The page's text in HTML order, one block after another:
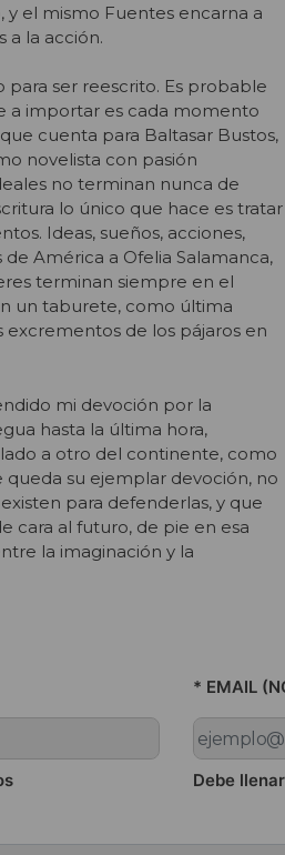
el mismo Fuentes encarna a
a la acción.
para ser reescrito. Es probable
a importar es cada momento
cuenta para Baltasar Bustos,
novelista con pasión
no terminan nunca de
lo único que hace es tratar
Ideas, sueños, acciones,
América a Ofelia Salamanca,
terminan siempre en el
un taburete, como última
de los pájaros en
mi devoción por la
hasta la última hora,
a otro del continente, como
queda su ejemplar devoción, no
para defenderlas, y que
cara al futuro, de pie en esa
la imaginación y la
* EMAIL
Debe